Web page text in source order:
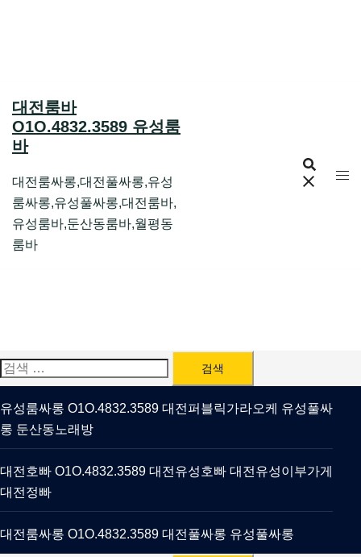
대전룸바
O1O.4832.3589 유성룸
바
대전룸싸롱,대전풀싸롱,유성
룸싸롱,유성풀싸롱,대전룸바,
유성룸바,둔산동룸바,월평동
룸바
검
색:
유성룸싸롱 O1O.4832.3589 대전퍼블릭가라오케 유성풀싸
롱 둔산동노래방
대전호빠 O1O.4832.3589 대전유성호빠 대전유성이부가게
대전정빠
대전룸싸롱 O1O.4832.3589 대전풀싸롱 유성풀싸롱